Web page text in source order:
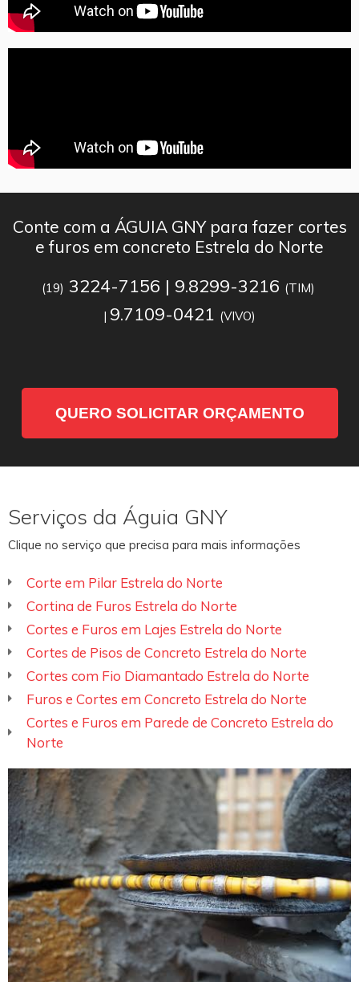
Conte com a ÁGUIA GNY para fazer cortes
e furos em concreto Estrela do Norte
(19) 3224-7156 | 9.8299-3216 (TIM)
| 9.7109-0421 (VIVO)
QUERO SOLICITAR ORÇAMENTO
Serviços da Águia GNY
Clique no serviço que precisa para mais informações
Corte em Pilar Estrela do Norte
Cortina de Furos Estrela do Norte
Cortes e Furos em Lajes Estrela do Norte
Cortes de Pisos de Concreto Estrela do Norte
Cortes com Fio Diamantado Estrela do Norte
Furos e Cortes em Concreto Estrela do Norte
Cortes e Furos em Parede de Concreto Estrela do
Norte